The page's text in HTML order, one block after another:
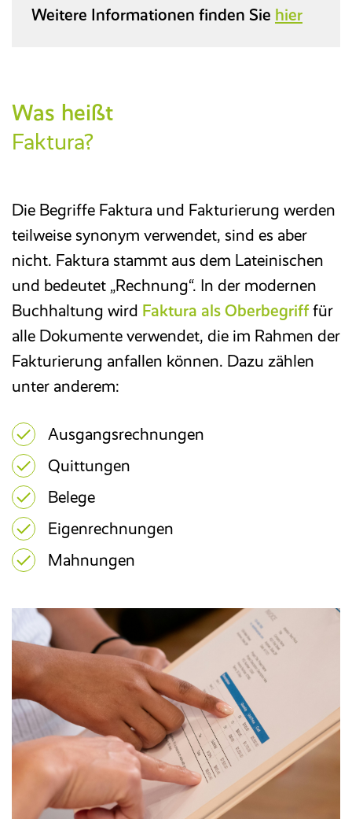
Weitere Informationen finden Sie hier
Was heißt
Faktura?
Die Begriffe Faktura und Fakturierung werden
teilweise synonym verwendet, sind es aber
nicht. Faktura stammt aus dem Lateinischen
und bedeutet „Rechnung“. In der modernen
Buchhaltung wird Faktura als Oberbegriff für
alle Dokumente verwendet, die im Rahmen der
Fakturierung anfallen können. Dazu zählen
unter anderem:
Ausgangsrechnungen
Quittungen
Belege
Eigenrechnungen
Mahnungen